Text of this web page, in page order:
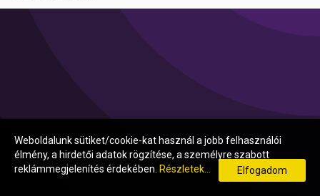
Weboldalunk sütiket/cookie-kat használ a jobb felhasználói
élmény, a hirdetői adatok rögzítése, a személyre szabott
reklámmegjelenítés érdekében. Részletek... Elfogadom